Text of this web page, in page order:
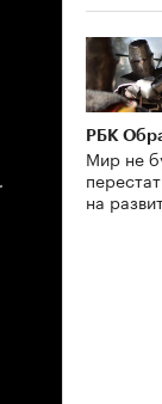
РБК
Мир не
на